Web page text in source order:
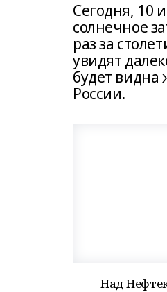
Сегодня, 10
солнечное
раз за
увидят
будет видна
России.
Над